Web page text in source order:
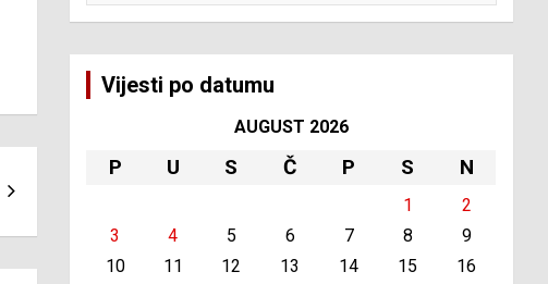
Vijesti po datumu
AUGUST 2026
P U S Č P S N
1
2
3
4 5 6 7 8
9
10
11 12 13 14 15
16